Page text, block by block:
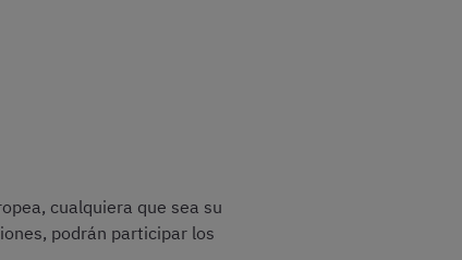
cualquiera que sea su
podrán participar los